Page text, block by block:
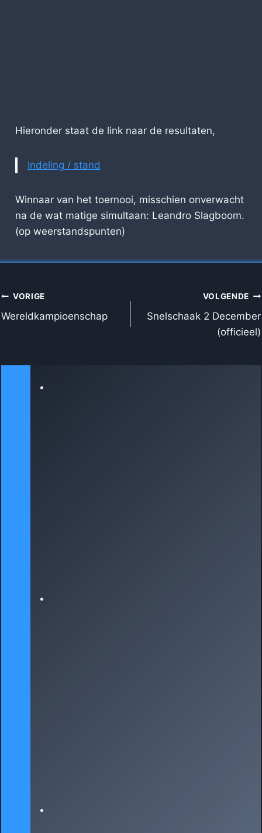
Hieronder staat de link naar de resultaten,
Indeling / stand
Winnaar van het toernooi, misschien onverwacht
na de wat matige simultaan: Leandro Slagboom.
(op weerstandspunten)
BERICHT
NAVIGATIE
VORIGE
Wereldkampioenschap
VOLGENDE
Snelschaak 2 December
(officieel)